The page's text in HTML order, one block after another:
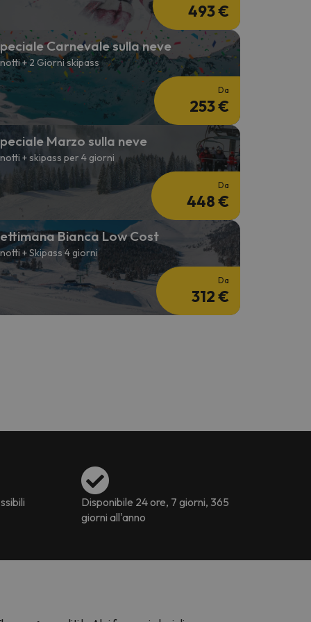
493 €
Carnevale sulla neve
+ 2 Giorni skipass
Da
253 €
Marzo sulla neve
+ skipass per 4 giorni
Da
448 €
Bianca Low Cost
+ Skipass 4 giorni
Da
312 €
Disponibile 24 ore, 7 giorni, 365
giorni all'anno